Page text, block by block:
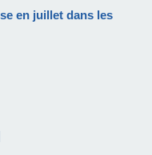
en juillet dans les